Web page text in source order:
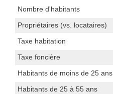
Nombre d'habitants
Propriétaires (vs. locataires)
Taxe habitation
Taxe foncière
Habitants de moins de 25 ans
Habitants de 25 à 55 ans